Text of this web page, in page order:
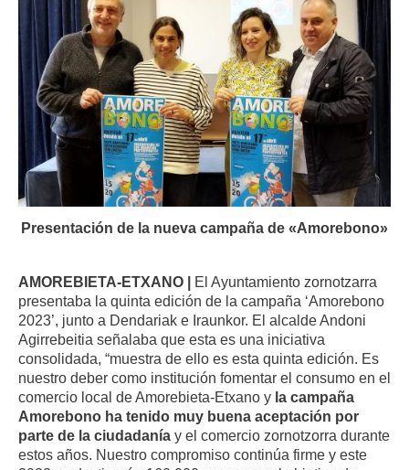
Presentación de la nueva campaña de «Amorebono»
AMOREBIETA-ETXANO | El Ayuntamiento zornotzarra
presentaba la quinta edición de la campaña ‘Amorebono
2023’, junto a Dendariak e Iraunkor. El alcalde Andoni
Agirrebeitia señalaba que esta es una iniciativa
consolidada, “muestra de ello es esta quinta edición. Es
nuestro deber como institución fomentar el consumo en el
comercio local de Amorebieta-Etxano y la campaña
Amorebono ha tenido muy buena aceptación por
parte de la ciudadanía y el comercio zornotzorra durante
estos años. Nuestro compromiso continúa firme y este